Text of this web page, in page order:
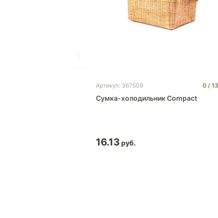
Артикул: 367509 0
Cумка-холодильник Сompact
16.13